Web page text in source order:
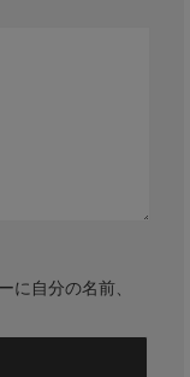
に自分の名前、